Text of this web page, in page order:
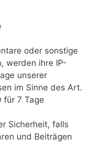
oder sonstige
werden ihre IP-
unserer
im Sinne des Art.
für 7 Tage
Sicherheit, falls
und Beiträgen